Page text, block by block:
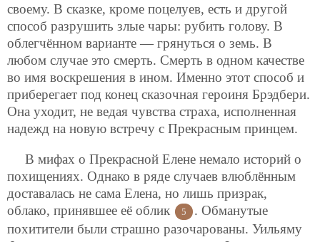
своему. В сказке, кроме поцелуев, есть и другой
способ разрушить злые чары: рубить голову. В
облегчённом варианте — грянуться о земь. В
любом случае это смерть. Смерть в одном качестве
во имя воскрешения в ином. Именно этот способ и
приберегает под конец сказочная героиня Брэдбери.
Она уходит, не ведая чувства страха, исполненная
надежд на новую встречу с Прекрасным принцем.
В мифах о Прекрасной Елене немало историй о
похищениях. Однако в ряде случаев влюблённым
доставалась не сама Елена, но лишь призрак,
облако, принявшее её облик
5
. Обманутые
похитители были страшно разочарованы. Уильяму